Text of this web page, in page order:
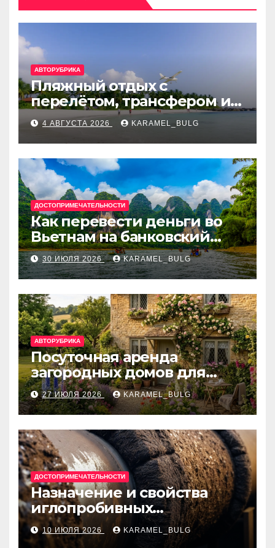
АВТОРУБРИКА
Пляжный отдых с
перелётом, трансфером и
отелем на Мальдивах, в
Турции, Греции, Таиланде
и Европе
4 АВГУСТА 2026 KARAMEL_BULG
ДОСТОПРИМЕЧАТЕЛЬНОСТИ
Как перевести деньги во
Вьетнам на банковский
счёт: VietcomBank, BIDV,
Techcombank и другие
банки
30 ИЮЛЯ 2026 KARAMEL_BULG
АВТОРУБРИКА
Посуточная аренда
загородных домов для
отдыха
27 ИЮЛЯ 2026 KARAMEL_BULG
ДОСТОПРИМЕЧАТЕЛЬНОСТИ
Назначение и свойства
иглопробивных
базальтовых огнеупорных
матов
10 ИЮЛЯ 2026 KARAMEL_BULG